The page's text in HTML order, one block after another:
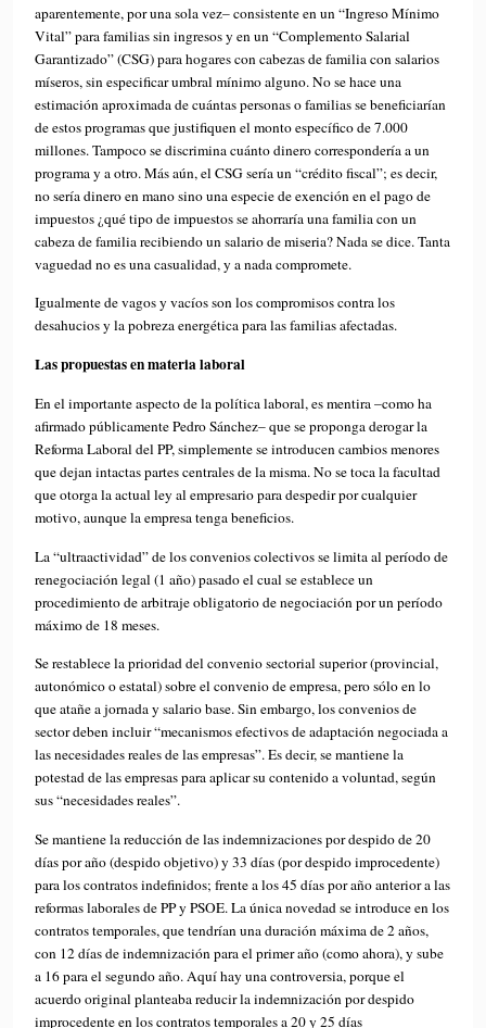
aparentemente, por una sola vez– consistente en un “Ingreso Mínimo
Vital” para familias sin ingresos y en un “Complemento Salarial
Garantizado” (CSG) para hogares con cabezas de familia con salarios
míseros, sin especificar umbral mínimo alguno. No se hace una
estimación aproximada de cuántas personas o familias se beneficiarían
de estos programas que justifiquen el monto específico de 7.000
millones. Tampoco se discrimina cuánto dinero correspondería a un
programa y a otro. Más aún, el CSG sería un “crédito fiscal”; es decir,
no sería dinero en mano sino una especie de exención en el pago de
impuestos ¿qué tipo de impuestos se ahorraría una familia con un
cabeza de familia recibiendo un salario de miseria? Nada se dice. Tanta
vaguedad no es una casualidad, y a nada compromete.
Igualmente de vagos y vacíos son los compromisos contra los
desahucios y la pobreza energética para las familias afectadas.
Las propuestas en materia laboral
En el importante aspecto de la política laboral, es mentira –como ha
afirmado públicamente Pedro Sánchez– que se proponga derogar la
Reforma Laboral del PP, simplemente se introducen cambios menores
que dejan intactas partes centrales de la misma. No se toca la facultad
que otorga la actual ley al empresario para despedir por cualquier
motivo, aunque la empresa tenga beneficios.
La “ultraactividad” de los convenios colectivos se limita al período de
renegociación legal (1 año) pasado el cual se establece un
procedimiento de arbitraje obligatorio de negociación por un período
máximo de 18 meses.
Se restablece la prioridad del convenio sectorial superior (provincial,
autonómico o estatal) sobre el convenio de empresa, pero sólo en lo
que atañe a jornada y salario base. Sin embargo, los convenios de
sector deben incluir “mecanismos efectivos de adaptación negociada a
las necesidades reales de las empresas”. Es decir, se mantiene la
potestad de las empresas para aplicar su contenido a voluntad, según
sus “necesidades reales”.
Se mantiene la reducción de las indemnizaciones por despido de 20
días por año (despido objetivo) y 33 días (por despido improcedente)
para los contratos indefinidos; frente a los 45 días por año anterior a las
reformas laborales de PP y PSOE. La única novedad se introduce en los
contratos temporales, que tendrían una duración máxima de 2 años,
con 12 días de indemnización para el primer año (como ahora), y sube
a 16 para el segundo año. Aquí hay una controversia, porque el
acuerdo original planteaba reducir la indemnización por despido
improcedente en los contratos temporales a 20 y 25 días